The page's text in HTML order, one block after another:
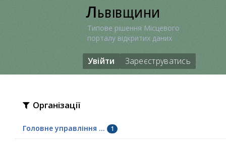
Львівщини
Типове рішення Місцевого
порталу відкритих даних
Увійти Зареєструватись
Організації
Головне управління ... 1